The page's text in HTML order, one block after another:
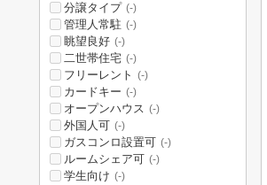
分譲タイプ (-)
管理人常駐 (-)
眺望良好 (-)
二世帯住宅 (-)
フリーレント (-)
カードキー (-)
オープンハウス (-)
外国人可 (-)
ガスコンロ設置可 (-)
ルームシェア可 (-)
学生向け (-)